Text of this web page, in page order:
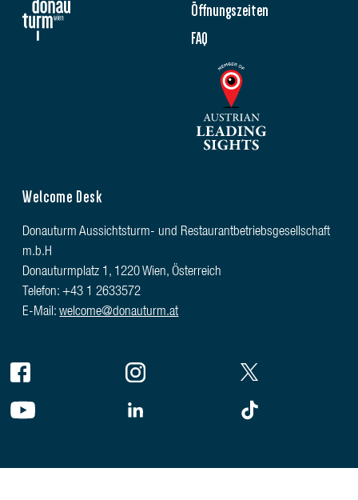
Öffnungszeiten
FAQ
Welcome Desk
Donauturm Aussichtsturm- und Restaurantbetriebsgesellschaft
m.b.H
Donauturmplatz 1, 1220 Wien, Österreich
Telefon: +43 1 2633572
E-Mail:welcome@donauturm.at